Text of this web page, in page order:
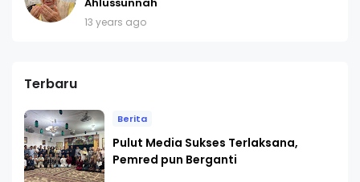
13 years ago
Terbaru
Berita
Pulut Media Sukses Terlaksana,
Pemred pun Berganti